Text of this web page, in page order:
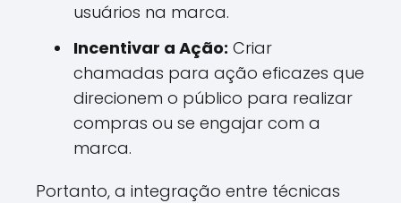
usuários na marca.
Incentivar a Ação: Criar
chamadas para ação eficazes que
direcionem o público para realizar
compras ou se engajar com a
marca.
Portanto, a integração entre técnicas